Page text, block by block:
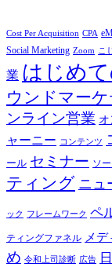
Cost Per Acquisition CPA
Social Marketing Zoom こ
業 はじめ
ウンドマー
ンライン営業
ャーニー コンテンツ
ール セミナー ソ
ティング ニュ
ック フレームワーク ペ
ティングファネル メデ
め 令和上司診断 広告